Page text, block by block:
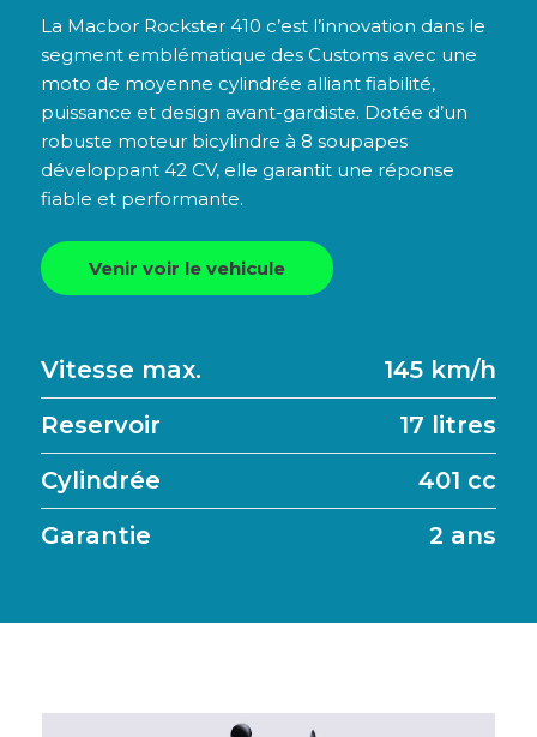
La Macbor Rockster 410 c’est l’innovation dans le
segment emblématique des Customs avec une
moto de moyenne cylindrée alliant fiabilité,
puissance et design avant-gardiste. Dotée d’un
robuste moteur bicylindre à 8 soupapes
développant 42 CV, elle garantit une réponse
fiable et performante.
Venir voir le vehicule
Vitesse max.
145 km/h
Reservoir
17 litres
Cylindrée
401 cc
Garantie
2 ans